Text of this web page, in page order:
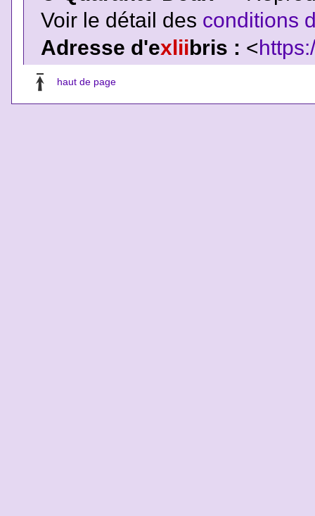
Voir le détail des conditions
Adresse d'exlii bris : <
haut de page